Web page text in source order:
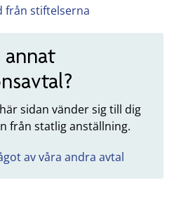
från stiftelserna
sidan vänder sig till dig
från statlig anställning.
av våra andra avtal